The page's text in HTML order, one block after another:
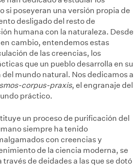
si poseyeran una versión propia de
desligado del resto de
humana con la naturaleza. Desde
cambio, entendemos estas
de las creencias, los
que un pueblo desarrolla en su
mundo natural. Nos dedicamos a
corpus-praxis, el engranaje del
práctico.
un proceso de purificación del
siempre ha tenido
con creencias y
de la ciencia moderna, se
través de deidades a las que se dotó